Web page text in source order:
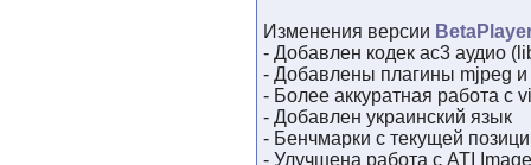
Изменения версии
- Добавлен кодек ac3 аудио
- Добавлены плагины mjpeg и
- Более аккуратная работа с
- Добавлен украинский язык
- Бенчмарки с текущей
- Улучшена работа с ATI